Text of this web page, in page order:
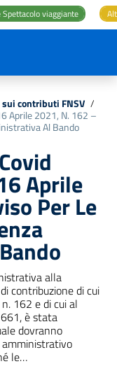
Spettacolo viaggiante
contributi FNSV /
Aprile 2021, N. 162 –
Al Bando
Aprile
Per Le
alla
contribuzione di cui
162 e di cui al
è stata
dovranno
le…